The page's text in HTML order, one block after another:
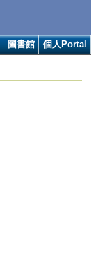
圖書館 個人Portal